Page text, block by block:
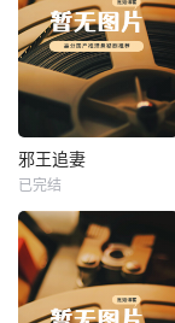
热播
邪王追妻
未知
邪王追妻
已完结